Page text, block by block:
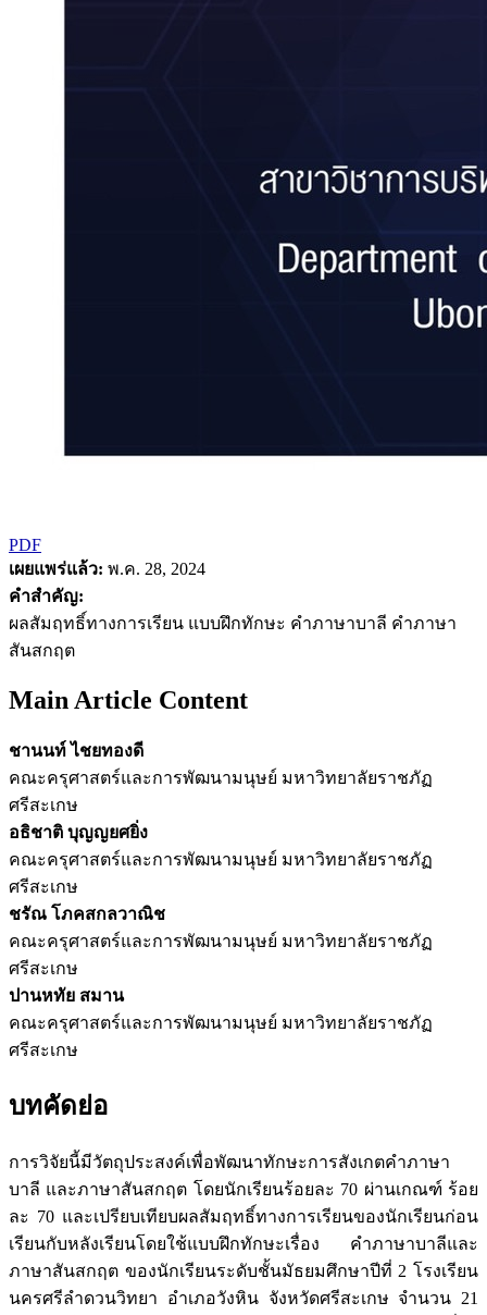
PDF
เผยแพร่แล้ว: พ.ค. 28, 2024
คำสำคัญ:
ผลสัมฤทธิ์ทางการเรียน แบบฝึกทักษะ คำภาษาบาลี คำภาษา
สันสกฤต
Main Article Content
ชานนท์ ไชยทองดี
คณะครุศาสตร์และการพัฒนามนุษย์ มหาวิทยาลัยราชภัฏ
ศรีสะเกษ
อธิชาติ บุญญยศยิ่ง
คณะครุศาสตร์และการพัฒนามนุษย์ มหาวิทยาลัยราชภัฏ
ศรีสะเกษ
ชรัณ โภคสกลวาณิช
คณะครุศาสตร์และการพัฒนามนุษย์ มหาวิทยาลัยราชภัฏ
ศรีสะเกษ
ปานหทัย สมาน
คณะครุศาสตร์และการพัฒนามนุษย์ มหาวิทยาลัยราชภัฏ
ศรีสะเกษ
บทคัดย่อ
การวิจัยนี้มีวัตถุประสงค์เพื่อพัฒนาทักษะการสังเกตคำภาษา
บาลี และภาษาสันสกฤต โดยนักเรียนร้อยละ 70 ผ่านเกณฑ์ ร้อย
ละ 70 และเปรียบเทียบผลสัมฤทธิ์ทางการเรียนของนักเรียนก่อน
เรียนกับหลังเรียนโดยใช้แบบฝึกทักษะเรื่อง คำภาษาบาลีและ
ภาษาสันสกฤต ของนักเรียนระดับชั้นมัธยมศึกษาปีที่ 2 โรงเรียน
นครศรีลำดวนวิทยา อำเภอวังหิน จังหวัดศรีสะเกษ จำนวน 21